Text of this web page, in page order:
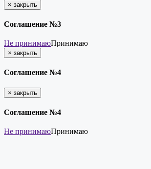
× закрыть
Соглашение №3
Не принимаюПринимаю
× закрыть
Соглашение №4
× закрыть
Соглашение №4
Не принимаюПринимаю